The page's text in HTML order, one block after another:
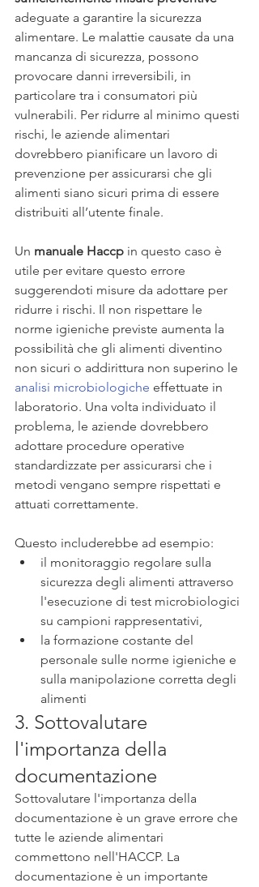
adeguate a garantire la sicurezza
alimentare. Le malattie causate da una
mancanza di sicurezza, possono
provocare danni irreversibili, in
particolare tra i consumatori più
vulnerabili. Per ridurre al minimo questi
rischi, le aziende alimentari
dovrebbero pianificare un lavoro di
prevenzione per assicurarsi che gli
alimenti siano sicuri prima di essere
distribuiti all’utente finale.
Un manuale Haccp in questo caso è
utile per evitare questo errore
suggerendoti misure da adottare per
ridurre i rischi. Il non rispettare le
norme igieniche previste aumenta la
possibilità che gli alimenti diventino
non sicuri o addirittura non superino le
analisi microbiologiche effettuate in
laboratorio. Una volta individuato il
problema, le aziende dovrebbero
adottare procedure operative
standardizzate per assicurarsi che i
metodi vengano sempre rispettati e
attuati correttamente.
Questo includerebbe ad esempio:
il monitoraggio regolare sulla
sicurezza degli alimenti attraverso
l'esecuzione di test microbiologici
su campioni rappresentativi,
la formazione costante del
personale sulle norme igieniche e
sulla manipolazione corretta degli
alimenti
3. Sottovalutare
l'importanza della
documentazione
Sottovalutare l'importanza della
documentazione è un grave errore che
tutte le aziende alimentari
commettono nell'HACCP. La
documentazione è un importante